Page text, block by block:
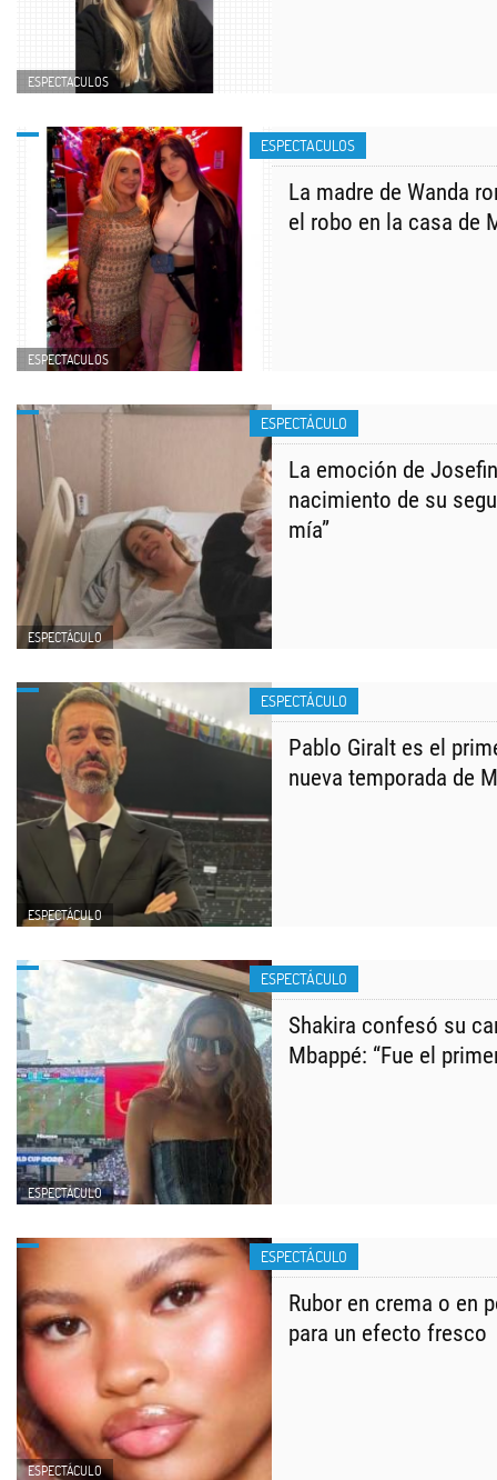
ESPECTACULOS
ESPECTACULOS
ESPECTACULOS
La madre de Wanda
el robo en la casa de
ESPECTÁCULO
ESPECTÁCULO
La emoción de
nacimiento de su
mía”
ESPECTÁCULO
ESPECTÁCULO
Pablo Giralt es el
nueva temporada de
ESPECTÁCULO
ESPECTÁCULO
Shakira confesó su
Mbappé: “Fue el
ESPECTÁCULO
ESPECTÁCULO
Rubor en crema o en
para un efecto fresco